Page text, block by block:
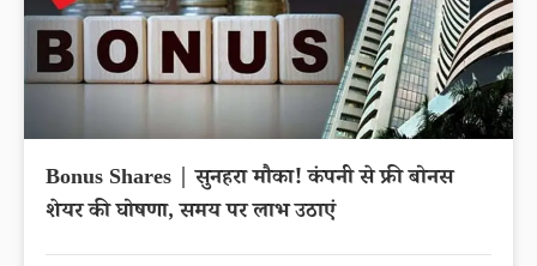
Bonus Shares | सुनहरा मौका! कंपनी से फ्री बोनस
शेयर की घोषणा, समय पर लाभ उठाएं